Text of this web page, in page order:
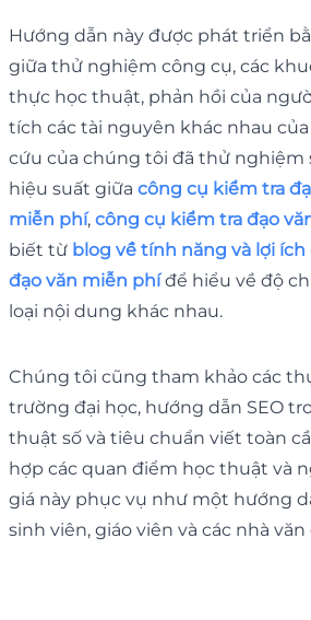
Hướng dẫn này được phát triển
giữa thử nghiệm công cụ, các
thực học thuật, phản hồi của
tích các tài nguyên khác nhau
cứu của chúng tôi đã thử nghiệm
hiệu suất giữa công cụ kiểm tra
miễn phí, công cụ kiểm tra đạo
biết từ blog về tính năng và lợi
đạo văn miễn phíđể hiểu về độ
loại nội dung khác nhau.
Chúng tôi cũng tham khảo các
trường đại học, hướng dẫn SEO
thuật số và tiêu chuẩn viết toàn
hợp các quan điểm học thuật và
giá này phục vụ như một hướng
sinh viên, giáo viên và các nhà